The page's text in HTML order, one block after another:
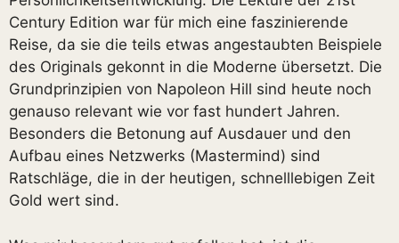
Century Edition war für mich eine faszinierende
Reise, da sie die teils etwas angestaubten Beispiele
des Originals gekonnt in die Moderne übersetzt. Die
Grundprinzipien von Napoleon Hill sind heute noch
genauso relevant wie vor fast hundert Jahren.
Besonders die Betonung auf Ausdauer und den
Aufbau eines Netzwerks (Mastermind) sind
Ratschläge, die in der heutigen, schnelllebigen Zeit
Gold wert sind.